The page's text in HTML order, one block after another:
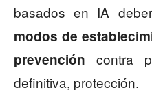
basados en IA
modos de
prevención contra
definitiva, protección.